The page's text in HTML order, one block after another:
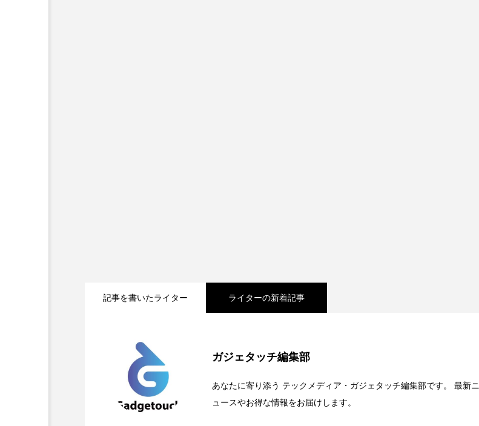
記事を書いたライター ライターの新着記事
ガジェタッチ編集部
あなたに寄り添う テックメディア・ガジェタッチ編集部です。 最新ニ
ュースやお得な情報をお届けします。
2026.04.24